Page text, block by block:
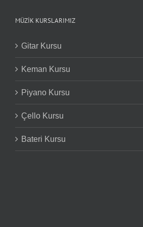
MÜZIK KURSLARIMIZ
Gitar Kursu
Keman Kursu
Piyano Kursu
Çello Kursu
Bateri Kursu